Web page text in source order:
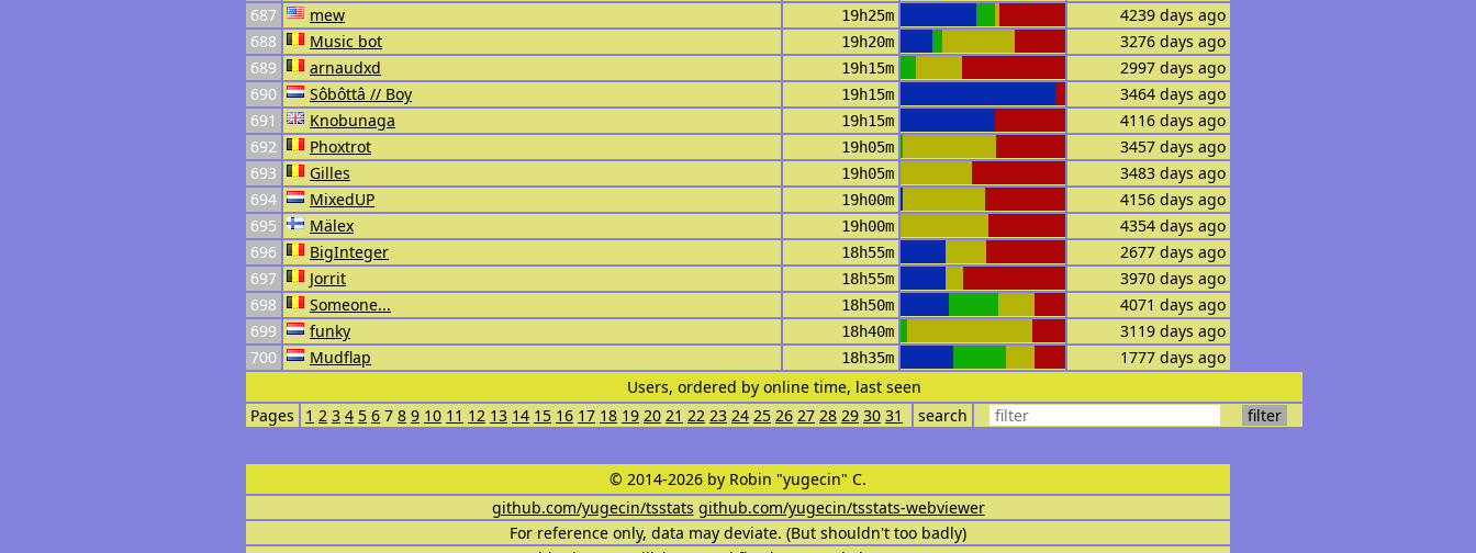
687
mew 19h25m
4239 days ago
688
Music bot 19h20m
3276 days ago
689
arnaudxd 19h15m
2997 days ago
690
Sôbôttâ // Boy 19h15m
3464 days ago
691
Knobunaga 19h15m
4116 days ago
692
Phoxtrot 19h05m
3457 days ago
693
Gilles 19h05m
3483 days ago
694
MixedUP 19h00m
4156 days ago
695
Mälex 19h00m
4354 days ago
696
BigInteger 18h55m
2677 days ago
697
Jorrit 18h55m
3970 days ago
698
Someone... 18h50m
4071 days ago
699
funky 18h40m
3119 days ago
700
Mudflap 18h35m
1777 days ago
Users, ordered by online time, last seen
Pages
1 2 3 4 5 6 7 8 9 10 11 12 13 14 15 16 17 18 19 20 21 22 23 24 25 26 27 28 29 30 31 search
© 2014-2026 by Robin "yugecin" C.
github.com/yugecin/tsstats github.com/yugecin/tsstats-webviewer
For reference only, data may deviate. (But shouldn't too badly)